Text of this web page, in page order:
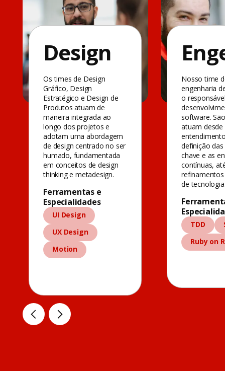
Design
Os times de Design
Gráfico, Design
Estratégico e Design de
Produtos atuam de
maneira integrada ao
longo dos projetos e
adotam uma abordagem
de design centrado no ser
humado, fundamentada
em conceitos de design
thinking e metadesign.
Ferramentas e
Especialidades
UI Design
UX Design
Motion
Nosso time
engenharia
o
software.
atuam desde
definição
chave e as
contínuas,
de
TDD
Ruby on